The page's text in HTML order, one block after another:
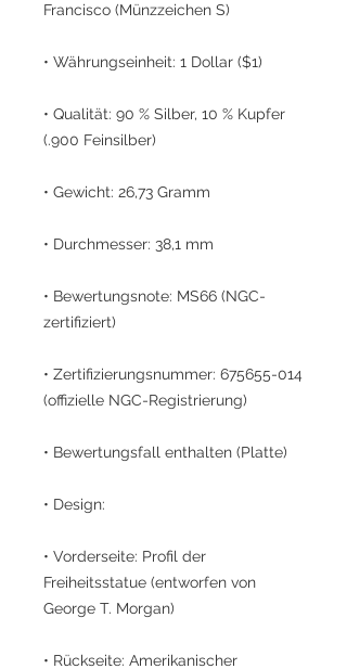
Francisco (Münzzeichen S)
• Währungseinheit: 1 Dollar ($1)
• Qualität: 90 % Silber, 10 % Kupfer
(.900 Feinsilber)
• Gewicht: 26,73 Gramm
• Durchmesser: 38,1 mm
• Bewertungsnote: MS66 (NGC-
zertifiziert)
• Zertifizierungsnummer: 675655-014
(offizielle NGC-Registrierung)
• Bewertungsfall enthalten (Platte)
• Design:
• Vorderseite: Profil der
Freiheitsstatue (entworfen von
George T. Morgan)
• Rückseite: Amerikanischer